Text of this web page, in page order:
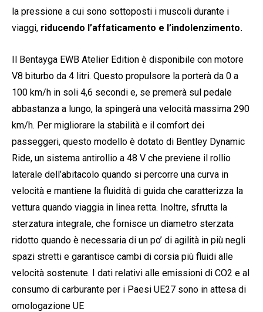
la pressione a cui sono sottoposti i muscoli durante i
viaggi, riducendo l’affaticamento e l’indolenzimento.
Il Bentayga EWB Atelier Edition è disponibile con motore
V8 biturbo da 4 litri. Questo propulsore la porterà da 0 a
100 km/h in soli 4,6 secondi e, se premerà sul pedale
abbastanza a lungo, la spingerà una velocità massima 290
km/h. Per migliorare la stabilità e il comfort dei
passeggeri, questo modello è dotato di Bentley Dynamic
Ride, un sistema antirollio a 48 V che previene il rollio
laterale dell’abitacolo quando si percorre una curva in
velocità e mantiene la fluidità di guida che caratterizza la
vettura quando viaggia in linea retta. Inoltre, sfrutta la
sterzatura integrale, che fornisce un diametro sterzata
ridotto quando è necessaria di un po’ di agilità in più negli
spazi stretti e garantisce cambi di corsia più fluidi alle
velocità sostenute. I dati relativi alle emissioni di CO2 e al
consumo di carburante per i Paesi UE27 sono in attesa di
omologazione UE